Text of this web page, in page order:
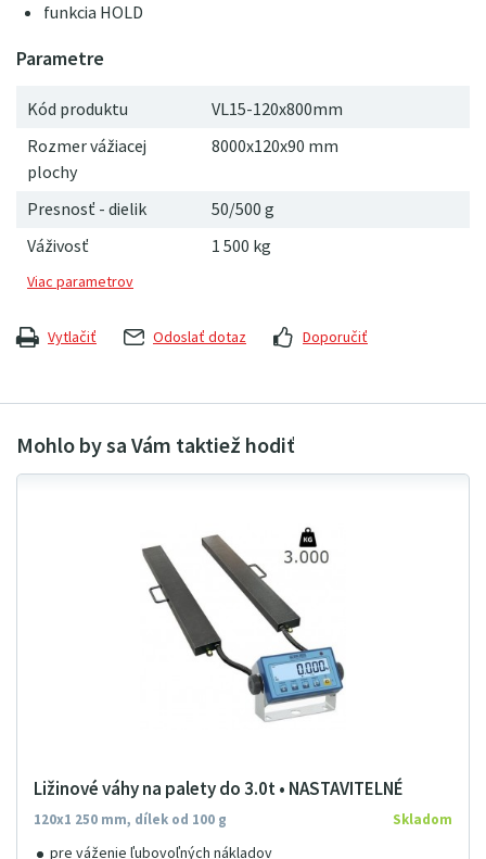
funkcia HOLD
Kód produktu
VL15-120x800mm
Rozmer vážiacej
plochy
8000x120x90 mm
Presnosť - dielik
50/500 g
Váživosť
1 500 kg
Vytlačiť Odoslať dotaz Doporučiť
Ližinové váhy na palety do 3.0t • NASTAVITELNÉ
120x1 250 mm, dílek od 100 g
pre váženie ľubovoľných nákladov
Skladom